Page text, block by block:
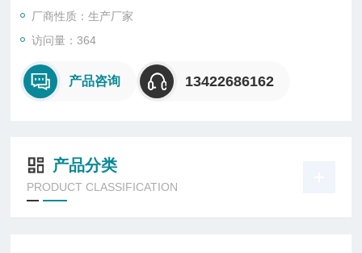
厂商性质：生产厂家
访问量：364
产品咨询 13422686162
产品分类
PRODUCT CLASSIFICATION